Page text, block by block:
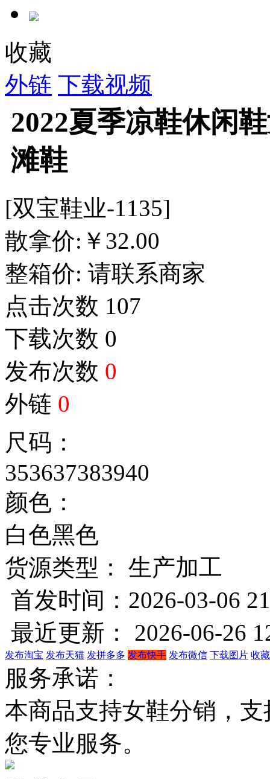
收藏
外链 下载视频
2022夏季凉鞋休闲
滩鞋
[双宝鞋业-1135]
散拿价: ￥ 32.00
整箱价: 请联系商家
点击次数 107
下载次数 0
发布次数 0
外链 0
尺码：
353637383940
颜色：
白色黑色
货源类型： 生产加工
首发时间：2026-03-06
最近更新： 2026-06-26
发布淘宝 发布天猫 发拼多多 发布快手 发布微信 下载图片 收
服务承诺：
本商品支持女鞋分销，
您专业服务。